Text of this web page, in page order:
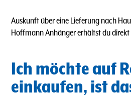
Auskunft über eine Lieferung nach
Hoffmann Anhänger erhältst du direkt
Ich möchte auf
einkaufen, ist